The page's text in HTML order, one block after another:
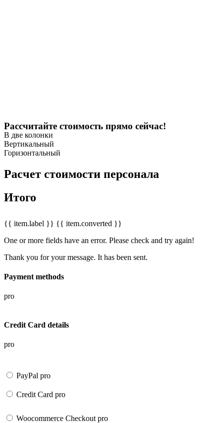
Рассчитайте стоимость прямо сейчас!
В две колонки
Вертикальный
Горизонтальный
Расчет стоимости персонала
Итого
{{ item.label }} {{ item.converted }}
One or more fields have an error. Please check and try again!
Thank you for your message. It has been sent.
Payment methods
pro
Credit Card details
pro
PayPal pro
Credit Card pro
Woocommerce Checkout pro